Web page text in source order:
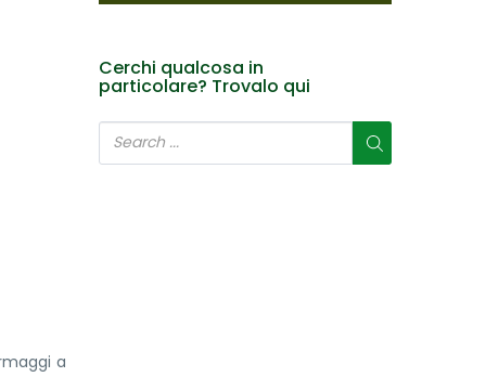
a
Cerchi qualcosa in
particolare? Trovalo qui